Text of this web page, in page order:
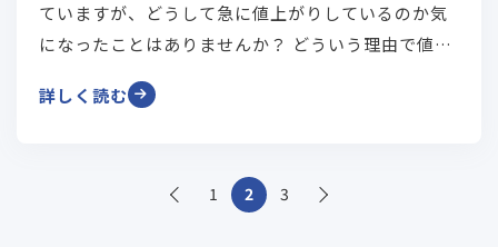
ていますが、どうして急に値上がりしているのか気
になったことはありませんか？ どういう理由で値上
詳しく読む
1 2 3